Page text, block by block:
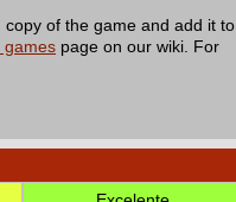
of the game and add it to
games page on our wiki. For